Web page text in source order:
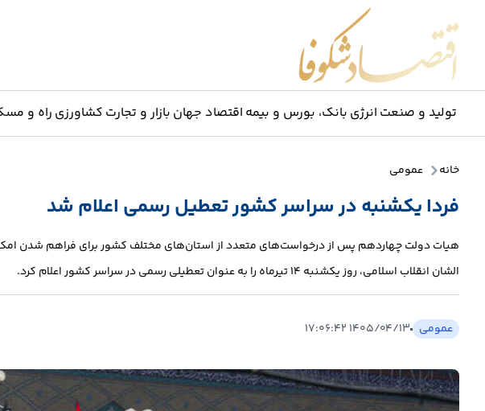
تولید و صنعت انرژی بانک، بورس و بیمه اقتصاد جهان بازار و تجارت کشاورزی راه و
خانه عمومی
فردا یکشنبه در سراسر کشور تعطیل رسمی اعلام شد
هیات دولت چهاردهم پس از درخواست‌های متعدد از استان‌های مختلف کشور برای فراهم شدن
الشان انقلاب اسلامی، روز یکشنبه ۱۴ تیرماه را به عنوان تعطیلی رسمی در سراسر کشور اعلام کرد.
عمومی ۱۴۰۵/۰۴/۱۳ ۱۷:۰۶:۴۲